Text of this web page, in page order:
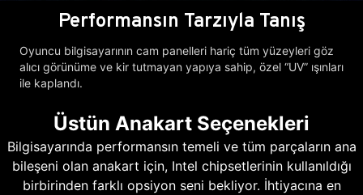
Performansın Tarzıyla Tanış
Oyuncu bilgisayarının cam panelleri hariç tüm yüzeyleri göz
alıcı görünüme ve kir tutmayan yapıya sahip, özel “UV” ışınları
ile kaplandı.
Üstün Anakart Seçenekleri
Bilgisayarında performansın temeli ve tüm parçaların ana
bileşeni olan anakart için, Intel chipsetlerinin kullanıldığı
birbirinden farklı opsiyon seni bekliyor. İhtiyacına en